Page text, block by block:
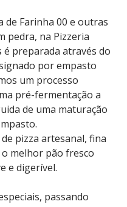
de Farinha 00 e outras
pedra, na Pizzeria
é preparada através do
por empasto
um processo
pré-fermentação a
de uma maturação
pizza artesanal, fina
melhor pão fresco
e digerível.
passando